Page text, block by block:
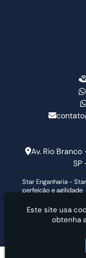
Av. Rio
SP
Star Enganharia -
perfeição e agilidade
Este site usa
obtenha